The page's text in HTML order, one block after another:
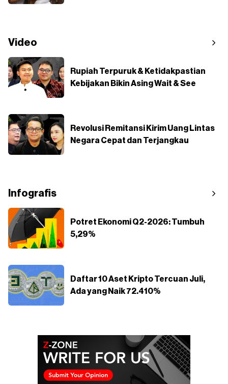
Video
Rupiah Terpuruk & Ketidakpastian
Kebijakan Bikin Asing Wait & See
Revolusi Remitansi Kirim Uang Lintas
Negara Cepat dan Terjangkau
Infografis
Potret Ekonomi Q2-2026: Tumbuh
5,29%
Daftar 10 Aset Kripto Tercuan Juli,
Ada yang Naik 72.410%